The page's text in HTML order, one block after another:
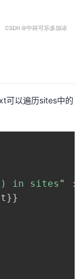
可以遍历sites中的
in sites "